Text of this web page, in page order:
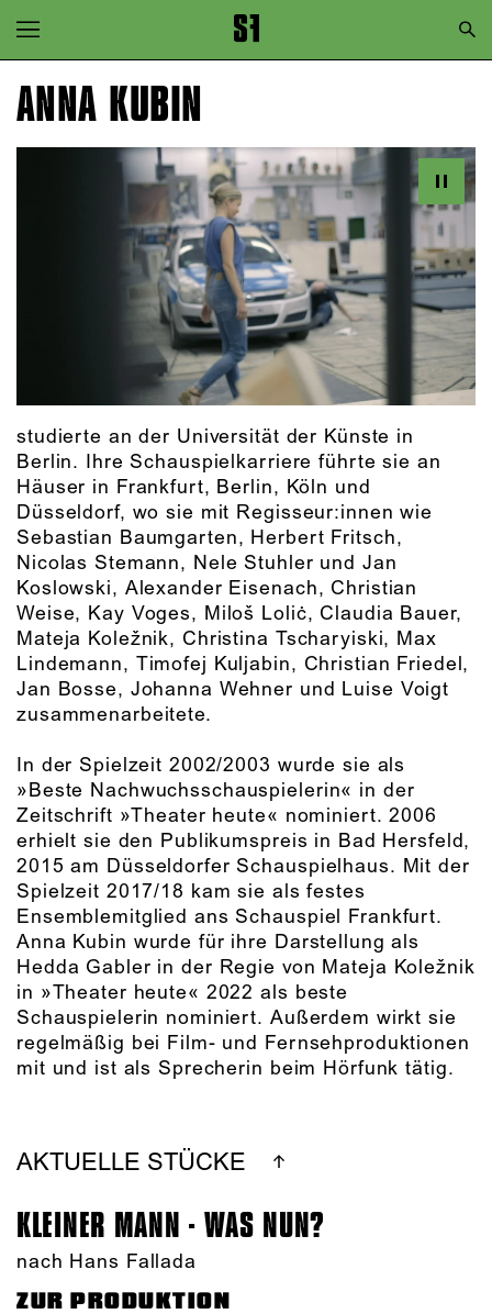
Zur Hauptnavigation springen
Zum Hauptinhalt springen
ANNA KUBIN
studierte an der Universität der Künste in
Berlin. Ihre Schauspielkarriere führte sie an
Häuser in Frankfurt, Berlin, Köln und
Düsseldorf, wo sie mit Regisseur:innen wie
Sebastian Baumgarten, Herbert Fritsch,
Nicolas Stemann, Nele Stuhler und Jan
Koslowski, Alexander Eisenach, Christian
Weise, Kay Voges, Miloš Loliċ, Claudia Bauer,
Mateja Koležnik, Christina Tscharyiski, Max
Lindemann, Timofej Kuljabin, Christian Friedel,
Jan Bosse, Johanna Wehner und Luise Voigt
zusammenarbeitete.
In der Spielzeit 2002/2003 wurde sie als
»Beste Nachwuchsschauspielerin« in der
Zeitschrift »Theater heute« nominiert. 2006
erhielt sie den Publikumspreis in Bad Hersfeld,
2015 am Düsseldorfer Schauspielhaus. Mit der
Spielzeit 2017/18 kam sie als festes
Ensemblemitglied ans Schauspiel Frankfurt.
Anna Kubin wurde für ihre Darstellung als
Hedda Gabler in der Regie von Mateja Koležnik
in »Theater heute« 2022 als beste
Schauspielerin nominiert. Außerdem wirkt sie
regelmäßig bei Film- und Fernsehproduktionen
mit und ist als Sprecherin beim Hörfunk tätig.
AKTUELLE STÜCKE
KLEINER MANN - WAS NUN?
nach Hans Fallada
ZUR PRODUKTION